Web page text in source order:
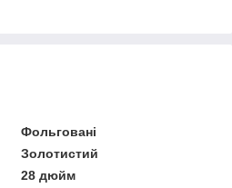
Фольговані
Золотистий
28 дюйм